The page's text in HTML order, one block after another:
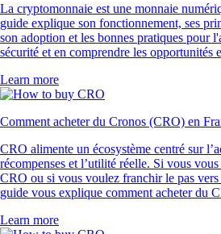
La cryptomonnaie est une monnaie
guide explique son fonctionnement, ses
son adoption et les bonnes pratiques pour
sécurité et en comprendre les opportunités
Learn more
Comment acheter du Cronos (CRO) en
CRO alimente un écosystème centré sur
récompenses et l’utilité réelle. Si vous vous
CRO ou si vous voulez franchir le pas
guide vous explique comment acheter du
Learn more